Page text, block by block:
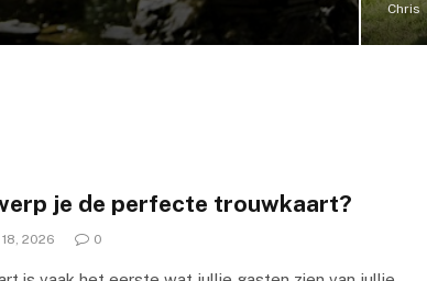
Chris
je de perfecte trouwkaart?
2026 0